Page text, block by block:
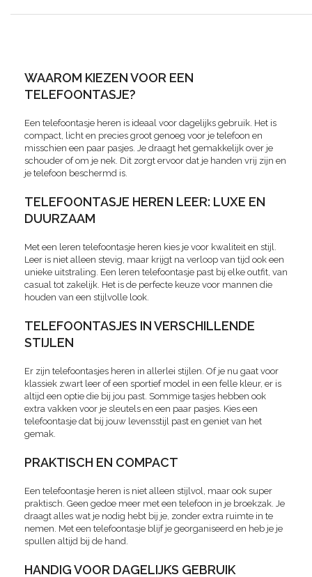
WAAROM KIEZEN VOOR EEN
TELEFOONTASJE?
Een telefoontasje heren is ideaal voor dagelijks gebruik. Het is
compact, licht en precies groot genoeg voor je telefoon en
misschien een paar pasjes. Je draagt het gemakkelijk over je
schouder of om je nek. Dit zorgt ervoor dat je handen vrij zijn en
je telefoon beschermd is.
TELEFOONTASJE HEREN LEER: LUXE EN
DUURZAAM
Met een leren telefoontasje heren kies je voor kwaliteit en stijl.
Leer is niet alleen stevig, maar krijgt na verloop van tijd ook een
unieke uitstraling. Een leren telefoontasje past bij elke outfit, van
casual tot zakelijk. Het is de perfecte keuze voor mannen die
houden van een stijlvolle look.
TELEFOONTASJES IN VERSCHILLENDE
STIJLEN
Er zijn telefoontasjes heren in allerlei stijlen. Of je nu gaat voor
klassiek zwart leer of een sportief model in een felle kleur, er is
altijd een optie die bij jou past. Sommige tasjes hebben ook
extra vakken voor je sleutels en een paar pasjes. Kies een
telefoontasje dat bij jouw levensstijl past en geniet van het
gemak.
PRAKTISCH EN COMPACT
Een telefoontasje heren is niet alleen stijlvol, maar ook super
praktisch. Geen gedoe meer met een telefoon in je broekzak. Je
draagt alles wat je nodig hebt bij je, zonder extra ruimte in te
nemen. Met een telefoontasje blijf je georganiseerd en heb je je
spullen altijd bij de hand.
HANDIG VOOR DAGELIJKS GEBRUIK